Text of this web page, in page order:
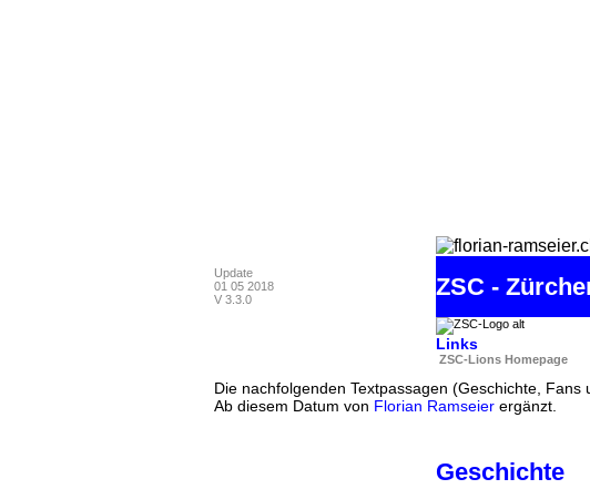
Update
01 05 2018
V 3.3.0
ZSC -
Links
ZSC-Lions Homepage
Die nachfolgenden Textpassagen (Geschichte, Fans
Ab diesem Datum von Florian Ramseier ergänzt.
Geschichte